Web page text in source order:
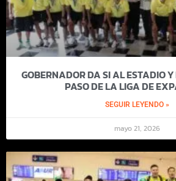
GOBERNADOR DA SI AL ESTADIO
PASO DE LA LIGA DE
SEGUIR LEYENDO »
mayo 21, 2026